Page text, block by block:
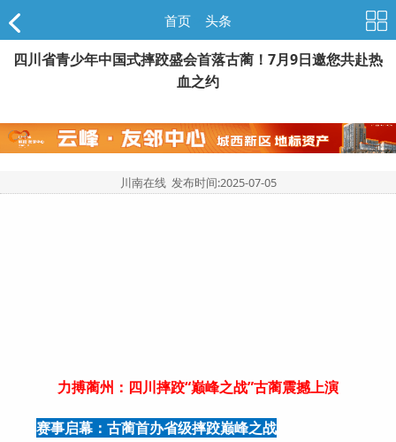
首页 头条
四川省青少年中国式摔跤盛会首落古蔺！7月9日邀您共赴热
血之约
川南在线 发布时间:2025-07-05
力搏蔺州：四川摔跤“巅峰之战”古蔺震撼上演
赛事启幕：古蔺首办省级摔跤巅峰之战